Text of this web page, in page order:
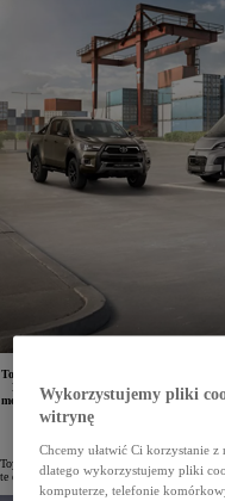
Toyota Professional stale poszerza swoją
Do rodziny pojazdów PROACE
modele – PROACE i PROACE CITY –
Toyota Professional oferuje szeroki wybór
te cały czas są udoskonalane i
Wykorzystujemy pliki
witrynę
Chcemy ułatwić Ci korzystanie z
dlatego wykorzystujemy pliki
komputerze, telefonie